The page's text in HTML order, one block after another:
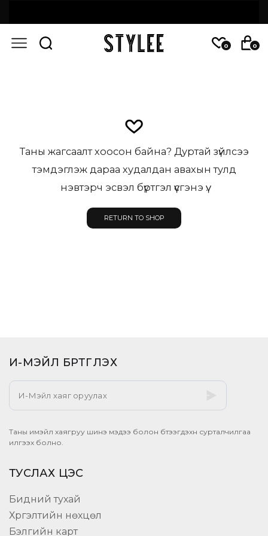
0 0
Таны жагсаалт хоосон байна? Дуртай зүйлсээ
тэмдэглэж дараа худалдан авахын тулд
нэвтэрч эсвэл бүртгэл үүсгэнэ үү.
RETURN TO SHOP
И-МЭЙЛ БҮРТГҮҮЛЭХ​
Таны имэйл хаягруу шинэ мэдээ болон бүтээгдэхүүн сурталчилгаа
илгээх болно.
ТУСЛАХ ЦЭС
Бидний тухай
Хүргэлтийн нөхцөл
Бэлгийн карт